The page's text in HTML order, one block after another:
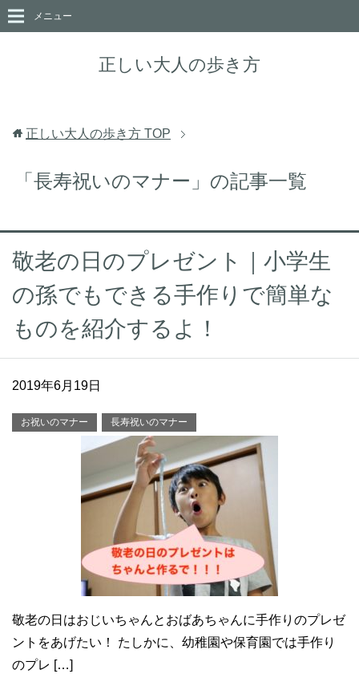
正しい大人の歩き方
メニュー
正しい大人の歩き方 TOP
「長寿祝いのマナー」の記事一覧
敬老の日のプレゼント｜小学生
の孫でもできる手作りで簡単な
ものを紹介するよ！
2019年6月19日
お祝いのマナー 長寿祝いのマナー
敬老の日はおじいちゃんとおばあちゃんに手作りのプレゼ
ントをあげたい！ たしかに、幼稚園や保育園では手作り
のプレ […]